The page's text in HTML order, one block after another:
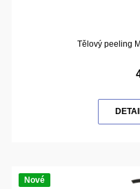
Tělový peeling
Nové